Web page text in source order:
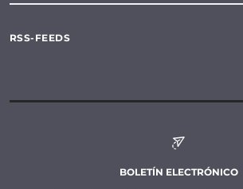
RSS-FEEDS
BOLETÍN ELECTRÓNICO